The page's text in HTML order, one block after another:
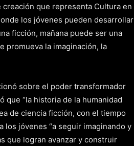
que representa Cultura en
los jóvenes pueden desarrollar
ficción, mañana puede ser una
promueva la imaginación, la
sobre el poder transformador
que “la historia de la humanidad
de ciencia ficción, con el tiempo
los jóvenes “a seguir imaginando y
que logran avanzar y construir